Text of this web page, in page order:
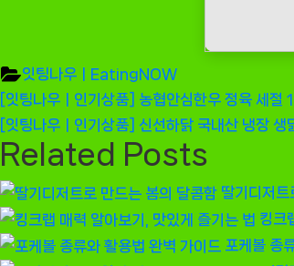
잇팅나우ㅣEatingNOW
글
탐
색
Previous
Post:
[잇팅나우ㅣ인기상품] 농협안심한우 정육 세
Next
Post:
[잇팅나우ㅣ인기상품] 신선하닭 국내산 냉장
Related Posts
딸기디저트
킹크
포케볼 종